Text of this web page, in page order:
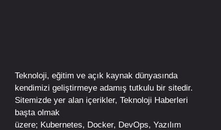
Teknoloji, eğitim ve açık kaynak dünyasında
kendimizi geliştirmeye adamış tutkulu bir sitedir.
Sitemizde yer alan içerikler, Teknoloji Haberleri
başta olmak
üzere; Kubernetes, Docker, DevOps, Yazılım